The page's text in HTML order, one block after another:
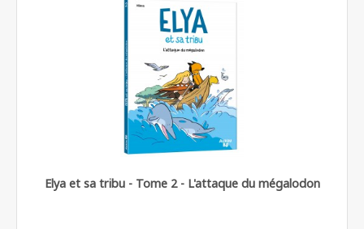
Elya et sa tribu - Tome 2 - L'attaque du mégalodon